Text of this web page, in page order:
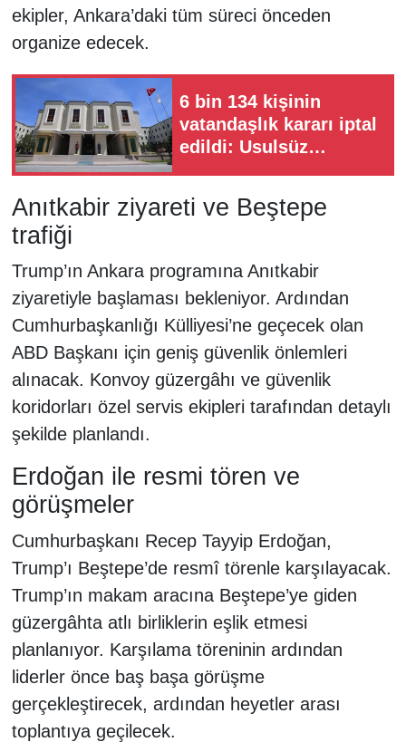
ekipler, Ankara’daki tüm süreci önceden
organize edecek.
6 bin 134 kişinin
vatandaşlık kararı iptal
edildi: Usulsüz
Anıtkabir ziyareti ve Beştepe
trafiği
Trump’ın Ankara programına Anıtkabir
ziyaretiyle başlaması bekleniyor. Ardından
Cumhurbaşkanlığı Külliyesi’ne geçecek olan
ABD Başkanı için geniş güvenlik önlemleri
alınacak. Konvoy güzergâhı ve güvenlik
koridorları özel servis ekipleri tarafından detaylı
şekilde planlandı.
Erdoğan ile resmi tören ve
görüşmeler
Cumhurbaşkanı Recep Tayyip Erdoğan,
Trump’ı Beştepe’de resmî törenle karşılayacak.
Trump’ın makam aracına Beştepe’ye giden
güzergâhta atlı birliklerin eşlik etmesi
planlanıyor. Karşılama töreninin ardından
liderler önce baş başa görüşme
gerçekleştirecek, ardından heyetler arası
toplantıya geçilecek.